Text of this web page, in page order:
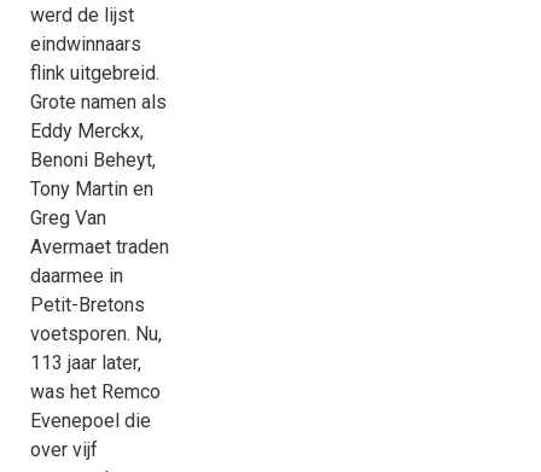
werd de lijst
eindwinnaars
flink uitgebreid.
Grote namen als
Eddy Merckx,
Benoni Beheyt,
Tony Martin en
Greg Van
Avermaet traden
daarmee in
Petit-Bretons
voetsporen. Nu,
113 jaar later,
was het Remco
Evenepoel die
over vijf